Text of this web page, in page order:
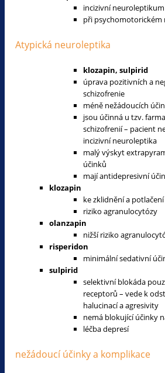
incizivní neuroleptikum
při psychomotorickém
Atypická neuroleptika
klozapin, sulpirid
úprava pozitivních a
schizofrenie
méně nežádoucích
jsou účinná u tzv.
schizofrenií – pacient
incizivní neuroleptika
malý výskyt
účinků
mají antidepresivní
klozapin
ke zklidnění a
riziko agranulocytózy
olanzapin
nižší riziko
risperidon
minimální sedativní
sulpirid
selektivní blokáda
receptorů – vede k
halucinací a agresivity
nemá blokující účinky
léčba depresí
nežádoucí účinky a komplikace